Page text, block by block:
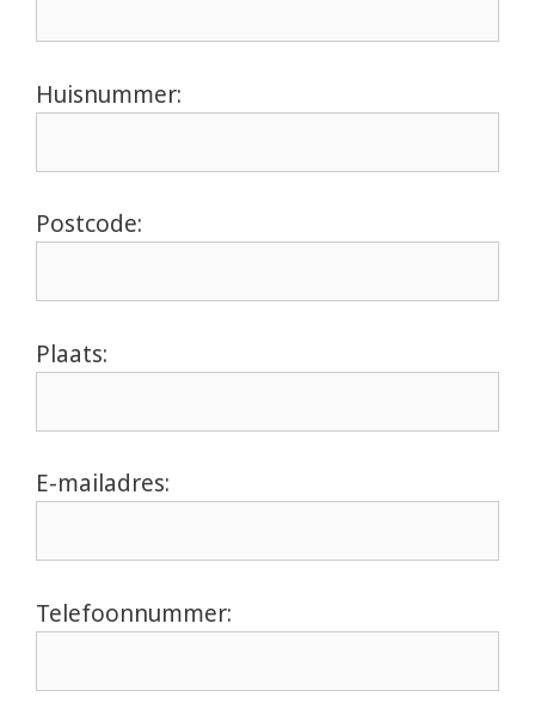
Huisnummer:
Postcode:
Plaats:
E-mailadres:
Telefoonnummer: